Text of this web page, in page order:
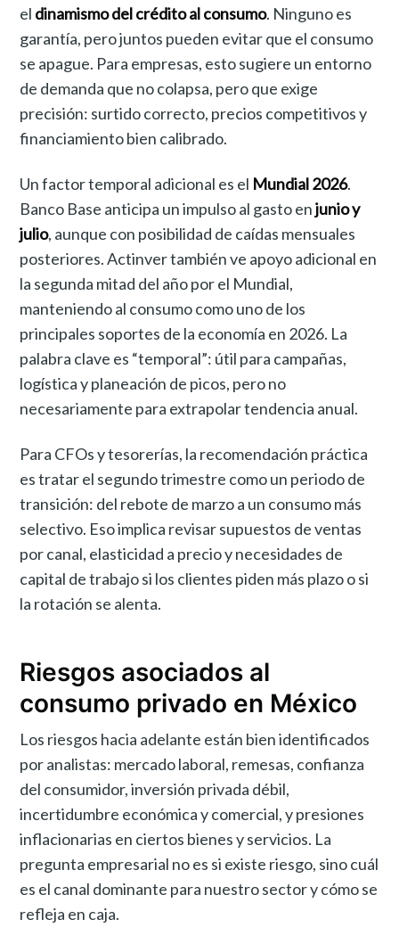
el dinamismo del crédito al consumo. Ninguno es
garantía, pero juntos pueden evitar que el consumo
se apague. Para empresas, esto sugiere un entorno
de demanda que no colapsa, pero que exige
precisión: surtido correcto, precios competitivos y
financiamiento bien calibrado.
Un factor temporal adicional es el Mundial 2026.
Banco Base anticipa un impulso al gasto enjunio y
julio, aunque con posibilidad de caídas mensuales
posteriores. Actinver también ve apoyo adicional en
la segunda mitad del año por el Mundial,
manteniendo al consumo como uno de los
principales soportes de la economía en 2026. La
palabra clave es “temporal”: útil para campañas,
logística y planeación de picos, pero no
necesariamente para extrapolar tendencia anual.
Para CFOs y tesorerías, la recomendación práctica
es tratar el segundo trimestre como un periodo de
transición: del rebote de marzo a un consumo más
selectivo. Eso implica revisar supuestos de ventas
por canal, elasticidad a precio y necesidades de
capital de trabajo si los clientes piden más plazo o si
la rotación se alenta.
Riesgos asociados al
consumo privado en México
Los riesgos hacia adelante están bien identificados
por analistas: mercado laboral, remesas, confianza
del consumidor, inversión privada débil,
incertidumbre económica y comercial, y presiones
inflacionarias en ciertos bienes y servicios. La
pregunta empresarial no es si existe riesgo, sino cuál
es el canal dominante para nuestro sector y cómo se
refleja en caja.